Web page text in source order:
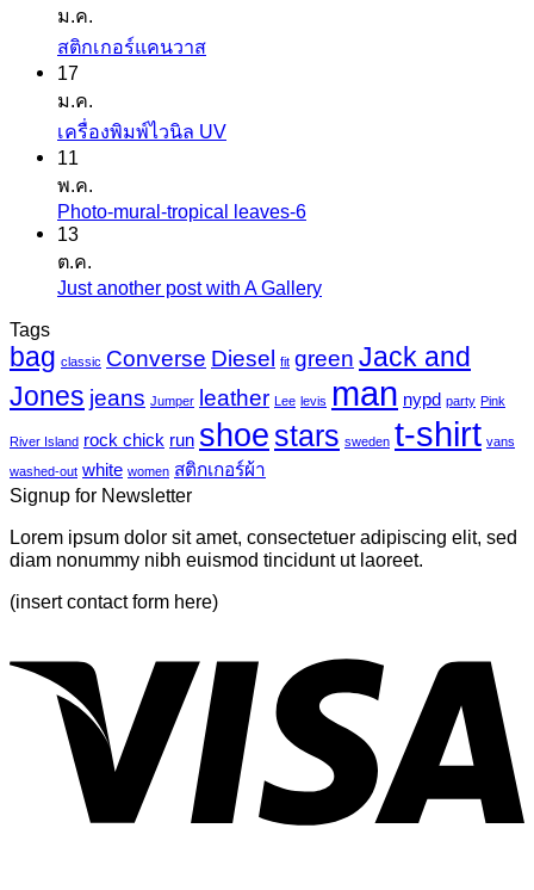
ม.ค.
สติกเกอร์แคนวาสไม่มี
บน
นวาส
17
ม.ค.
เครื่องพิมพ์ไวนิล UVไม่มี
บน
ไว
11
พ.ค.
Photo-mural-tropical leaves-6ไม่มี
mural-
tropical
leaves-
13
ต.ค.
Just another post with A Galleryไม่มี
เห็น
บน
Just
another
post
Tags
bag classic Converse Diesel fit green Jack and
Jones jeans Jumper leather Lee levis man nypd party Pink
River Island rock chick run shoe stars sweden t-shirt vans
washed-out white women สติกเกอร์ผ้า
Signup for Newsletter
Lorem ipsum dolor sit amet, consectetuer adipiscing elit, sed
diam nonummy nibh euismod tincidunt ut laoreet.
(insert contact form here)